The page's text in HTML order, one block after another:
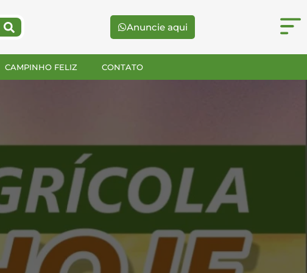
Anuncie aqui
CAMPINHO FELIZ CONTATO